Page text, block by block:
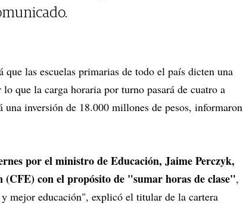
las escuelas primarias de todo el país dicten una
que la carga horaria por turno pasará de cuatro a
una inversión de 18.000 millones de pesos, informaron
por el ministro de Educación, Jaime Perczyk,
(CFE) con el propósito de "sumar horas de clase",
mejor educación", explicó el titular de la cartera